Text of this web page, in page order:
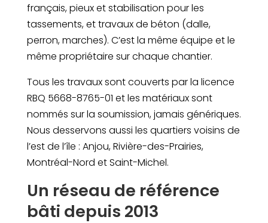
français, pieux et stabilisation pour les
tassements, et travaux de béton (dalle,
perron, marches). C’est la même équipe et le
même propriétaire sur chaque chantier.
Tous les travaux sont couverts par la licence
RBQ 5668-8765-01 et les matériaux sont
nommés sur la soumission, jamais génériques.
Nous desservons aussi les quartiers voisins de
l’est de l’île : Anjou, Rivière-des-Prairies,
Montréal-Nord et Saint-Michel.
Un réseau de référence
bâti depuis 2013